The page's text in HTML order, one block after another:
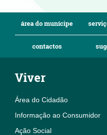
área do munícipe
contactos
Viver
Área do Cidadão
Informação ao Consumidor
Ação Social